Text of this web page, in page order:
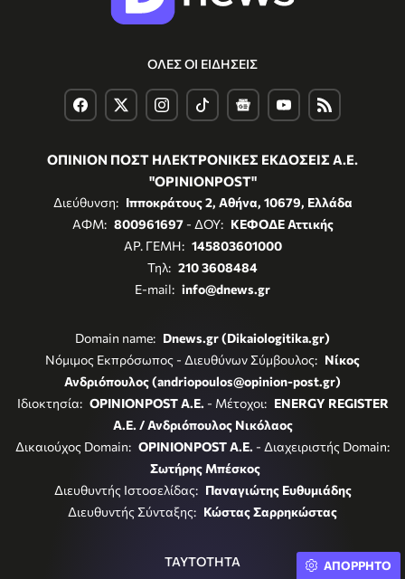
ΟΛΕΣ ΟΙ ΕΙΔΗΣΕΙΣ
ΟΠΙΝΙΟΝ ΠΟΣΤ ΗΛΕΚΤΡΟΝΙΚΕΣ ΕΚΔΟΣΕΙΣ Α.Ε.
"OPINIONPOST"
Διεύθυνση: Ιπποκράτους 2, Αθήνα, 10679, Ελλάδα
ΑΦΜ: 800961697- ΔΟΥ: ΚΕΦΟΔΕ Αττικής
ΑΡ. ΓΕΜΗ: 145803601000
Τηλ: 210 3608484
E-mail: info@dnews.gr
Domain name: Dnews.gr (Dikaiologitika.gr)
Νόμιμος Εκπρόσωπος - Διευθύνων Σύμβουλος: Νίκος
Ανδριόπουλος (andriopoulos@opinion-post.gr)
Ιδιοκτησία: OPINIONPOST A.E. - Μέτοχοι: ENERGY REGISTER
Α.Ε. / Ανδριόπουλος Νικόλαος
Δικαιούχος Domain: OPINIONPOST A.E. - Διαχειριστής Domain:
Σωτήρης Μπέσκος
Διευθυντής Ιστοσελίδας: Παναγιώτης Ευθυμιάδης
Διευθυντής Σύνταξης: Κώστας Σαρρηκώστας
ΤΑΥΤΟΤΗΤΑ
ΑΠΟΡΡΗΤΟ